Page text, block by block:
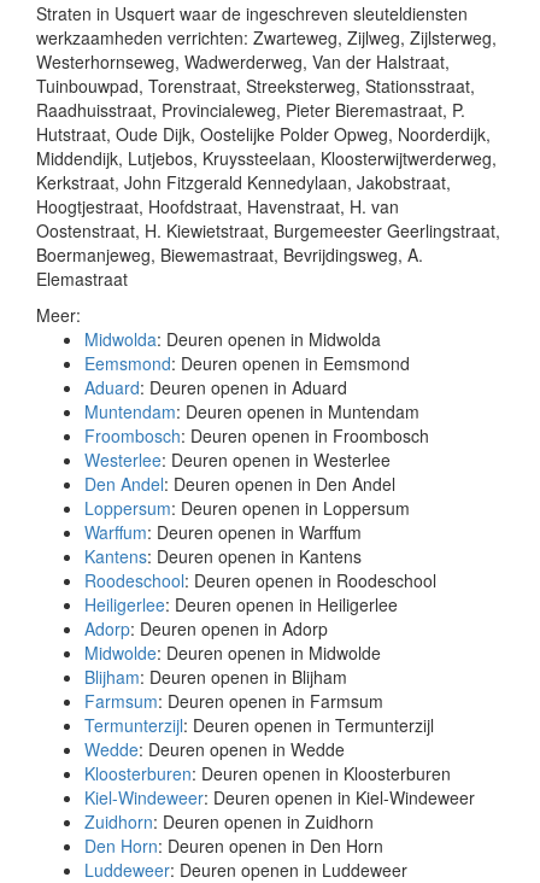
Straten in Usquert waar de ingeschreven sleuteldiensten
werkzaamheden verrichten: Zwarteweg, Zijlweg, Zijlsterweg,
Westerhornseweg, Wadwerderweg, Van der Halstraat,
Tuinbouwpad, Torenstraat, Streeksterweg, Stationsstraat,
Raadhuisstraat, Provincialeweg, Pieter Bieremastraat, P.
Hutstraat, Oude Dijk, Oostelijke Polder Opweg, Noorderdijk,
Middendijk, Lutjebos, Kruyssteelaan, Kloosterwijtwerderweg,
Kerkstraat, John Fitzgerald Kennedylaan, Jakobstraat,
Hoogtjestraat, Hoofdstraat, Havenstraat, H. van
Oostenstraat, H. Kiewietstraat, Burgemeester Geerlingstraat,
Boermanjeweg, Biewemastraat, Bevrijdingsweg, A.
Elemastraat
Meer:
Midwolda: Deuren openen in Midwolda
Eemsmond: Deuren openen in Eemsmond
Aduard: Deuren openen in Aduard
Muntendam: Deuren openen in Muntendam
Froombosch: Deuren openen in Froombosch
Westerlee: Deuren openen in Westerlee
Den Andel: Deuren openen in Den Andel
Loppersum: Deuren openen in Loppersum
Warffum: Deuren openen in Warffum
Kantens: Deuren openen in Kantens
Roodeschool: Deuren openen in Roodeschool
Heiligerlee: Deuren openen in Heiligerlee
Adorp: Deuren openen in Adorp
Midwolde: Deuren openen in Midwolde
Blijham: Deuren openen in Blijham
Farmsum: Deuren openen in Farmsum
Termunterzijl: Deuren openen in Termunterzijl
Wedde: Deuren openen in Wedde
Kloosterburen: Deuren openen in Kloosterburen
Kiel-Windeweer: Deuren openen in Kiel-Windeweer
Zuidhorn: Deuren openen in Zuidhorn
Den Horn: Deuren openen in Den Horn
Luddeweer: Deuren openen in Luddeweer